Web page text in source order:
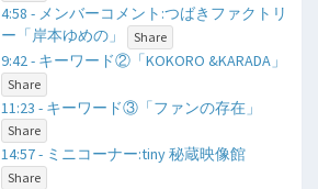
4:58 - メンバーコメント:つばきファクトリ
ー「岸本ゆめの」
Share
9:42 - キーワード②「KOKORO &KARADA」
Share
11:23 - キーワード③「ファンの存在」
Share
14:57 - ミニコーナー:tiny 秘蔵映像館
Share